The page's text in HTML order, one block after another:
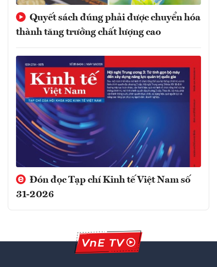
Quyết sách đúng phải được chuyển hóa
thành tăng trưởng chất lượng cao
Đón đọc Tạp chí Kinh tế Việt Nam số
31-2026